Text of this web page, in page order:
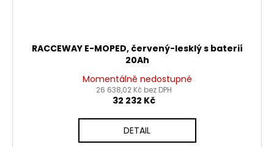
RACCEWAY E-MOPED, červený-lesklý s baterií
20Ah
Momentálně nedostupné
26 638,02 Kč bez DPH
32 232 Kč
DETAIL